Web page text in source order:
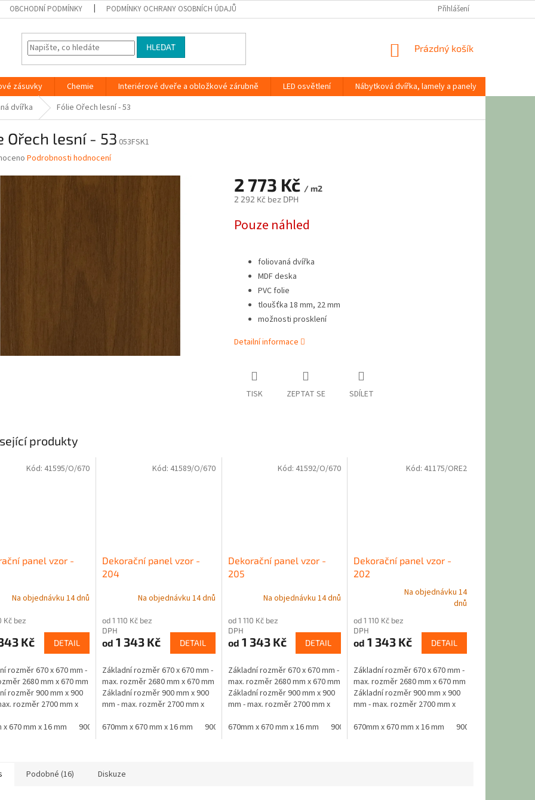
OBCHODNÍ PODMÍNKY PODMÍNKY OCHRANY OSOBNÍCH ÚDAJŮ Přihlášení
HLEDAT
NÁKUPNÍ
Prázdný košík
zásuvky Chemie Interiérové dveře a obložkové zárubně LED osvětlení Nábytková dvířka, lamely a panely
dvířka Fólie Ořech lesní - 53
Ořech lesní - 53 053FSK1
Podrobnosti hodnocení
2 773 Kč / m2
2 292 Kč bez DPH
cena:
Pouze náhled
foliovaná dvířka
MDF deska
PVC folie
tloušťka 18 mm, 22 mm
možnosti prosklení
Detailní informace
TISK ZEPTAT SE SDÍLET
produkty
panel vzor -
Na objednávku 14 dnů
Kč bez
Kč DETAIL
rozměr 670 x 670 mm -
2680 mm x 670 mm
rozměr 900 mm x 900
rozměr 2700 mm x
laminovaná...
x 670 mm x 16 mm 900 mm x 900 mm x 16 mm
Kód: 41595/O/670
Dekorační panel vzor -
204
Na objednávku 14 dnů
od 1 110 Kč bez
DPH
od 1 343 Kč DETAIL
Základní rozměr 670 x 670 mm -
max. rozměr 2680 mm x 670 mm
Základní rozměr 900 mm x 900
mm - max. rozměr 2700 mm x
MDF oboustranně laminovaná...
670mm x 670 mm x 16 mm 900 mm x 900 mm x 16 mm
Kód: 41589/O/670
Dekorační panel vzor -
205
Na objednávku 14 dnů
od 1 110 Kč bez
DPH
od 1 343 Kč DETAIL
Základní rozměr 670 x 670 mm -
max. rozměr 2680 mm x 670 mm
Základní rozměr 900 mm x 900
mm - max. rozměr 2700 mm x
MDF oboustranně laminovaná...
670mm x 670 mm x 16 mm 900 mm x 900 mm x 16 mm
Kód: 41592/O/670
Dekorační panel vzor -
202
produktu
je
5,0
5
hvězdiček.
Na objednávku 14
dnů
od 1 110 Kč bez
DPH
od 1 343 Kč DETAIL
Základní rozměr 670 x 670 mm -
max. rozměr 2680 mm x 670 mm
Základní rozměr 900 mm x 900
mm - max. rozměr 2700 mm x
MDF oboustranně laminovaná...
670mm x 670 mm x 16 mm 900 mm x 900 mm x
Kód: 41175/ORE2
Podobné (16) Diskuze